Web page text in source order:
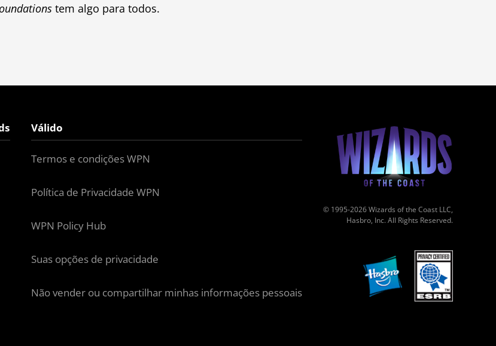
tem algo para todos.
Válido
Termos e condições WPN
Política de Privacidade WPN
WPN Policy Hub
Suas opções de privacidade
Não vender ou compartilhar minhas informações pessoais
© 1995-2026 Wizards of the Coast LLC,
Hasbro, Inc. All Rights Reserved.